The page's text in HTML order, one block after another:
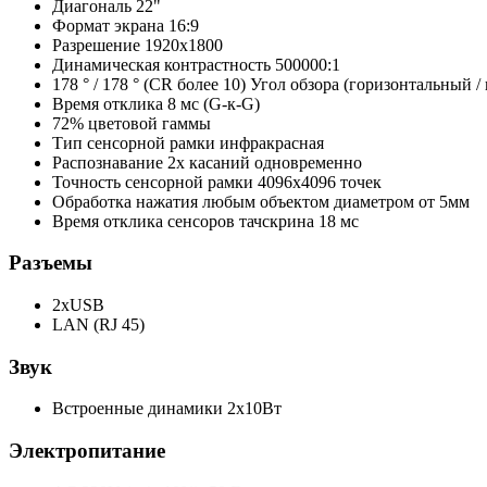
Диагональ 22"
Формат экрана 16:9
Разрешение 1920x1800
Динамическая контрастность 500000:1
178 ° / 178 ° (CR более 10) Угол обзора (горизонтальный
Время отклика 8 мс (G-к-G)
72% цветовой гаммы
Тип сенсорной рамки инфракрасная
Распознавание 2х касаний одновременно
Точность сенсорной рамки 4096x4096 точек
Обработка нажатия любым объектом диаметром от 5мм
Время отклика сенсоров тачскрина 18 мс
Разъемы
2хUSB
LAN (RJ 45)
Звук
Встроенные динамики 2х10Вт
Электропитание